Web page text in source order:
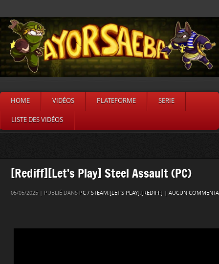
HOME VIDÉOS PLATEFORME SERIE
LISTE DES VIDÉOS
[Rediff][Let’s Play] Steel Assault (PC)
05/05/2025 | PUBLIÉ DANS PC / STEAM,[LET'S PLAY],[REDIFF] AUCUN